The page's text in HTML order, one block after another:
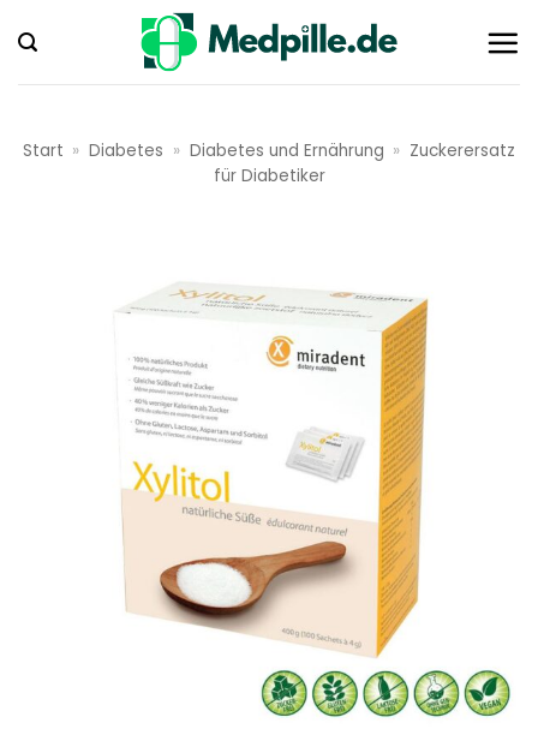
Inhalt
springen
Start » Diabetes » Diabetes und Ernährung » Zuckerersatz
für Diabetiker